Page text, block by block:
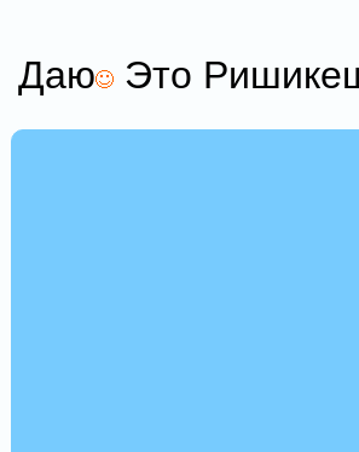
Даю Это